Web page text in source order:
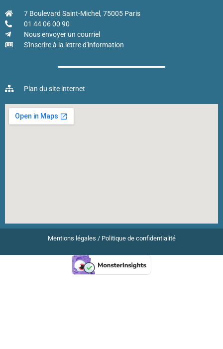
7 Boulevard Saint-Michel, 75005 Paris
01 44 06 00 90
Nous envoyer un courriel
S'inscrire à la lettre d'information
Plan du site internet
Mentions légales / Politique de confidentialité